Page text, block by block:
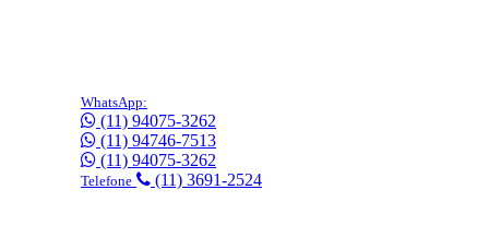
WhatsApp:
(11) 94075-3262
(11) 94746-7513
(11) 94075-3262
Telefone (11) 3691-2524